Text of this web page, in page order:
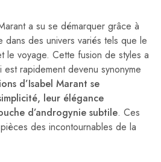
a su se démarquer grâce à
dans des univers variés tels que le
le voyage. Cette fusion de styles a
rapidement devenu synonyme
d’Isabel Marant se
leur élégance
d’androgynie subtile. Ces
des incontournables de la